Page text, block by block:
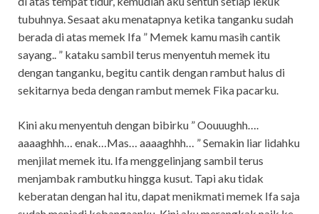
tubuhnya. Sesaat aku menatapnya ketika tanganku sudah
berada di atas memek Ifa ” Memek kamu masih cantik
sayang.. ” kataku sambil terus menyentuh memek itu
dengan tanganku, begitu cantik dengan rambut halus di
sekitarnya beda dengan rambut memek Fika pacarku.
Kini aku menyentuh dengan bibirku ” Oouuughh….
aaaaghhh… enak…Mas… aaaaghhh… ” Semakin liar lidahku
menjilat memek itu. Ifa menggelinjang sambil terus
menjambak rambutku hingga kusut. Tapi aku tidak
keberatan dengan hal itu, dapat menikmati memek Ifa saja